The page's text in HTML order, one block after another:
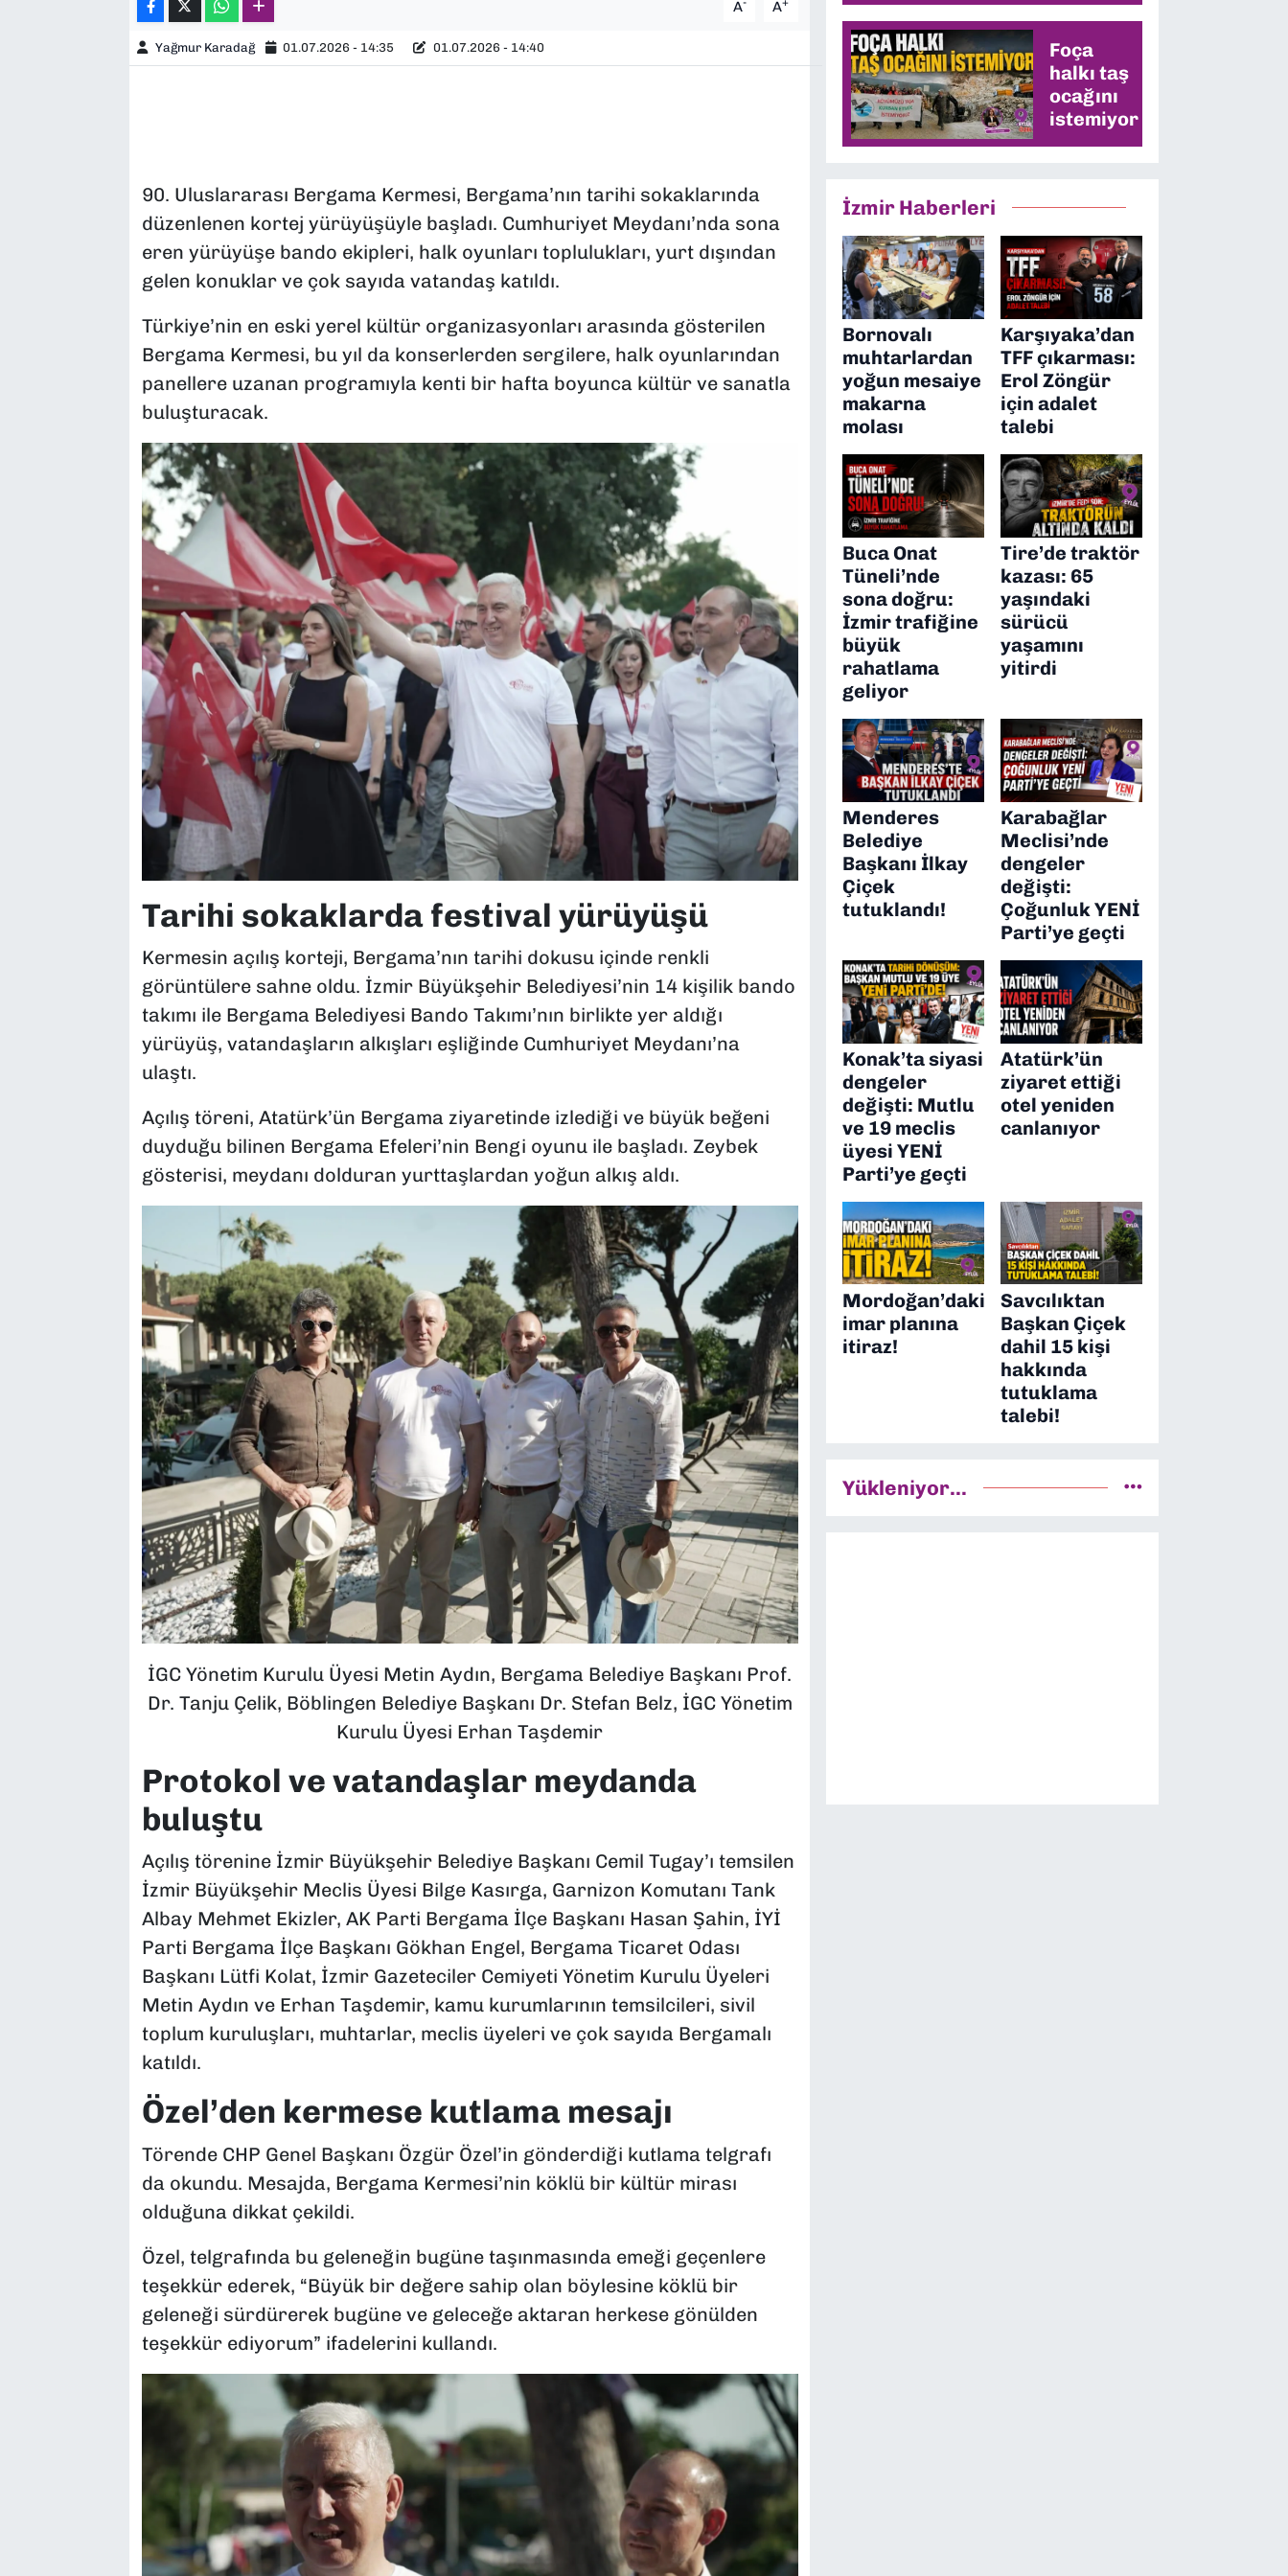
A- A+
Yağmur Karadağ 01.07.2026 - 14:35 01.07.2026 - 14:40
90. Uluslararası Bergama Kermesi, Bergama’nın tarihi sokaklarında
düzenlenen kortej yürüyüşüyle başladı. Cumhuriyet Meydanı’nda sona
eren yürüyüşe bando ekipleri, halk oyunları toplulukları, yurt dışından
gelen konuklar ve çok sayıda vatandaş katıldı.
Türkiye’nin en eski yerel kültür organizasyonları arasında gösterilen
Bergama Kermesi, bu yıl da konserlerden sergilere, halk oyunlarından
panellere uzanan programıyla kenti bir hafta boyunca kültür ve sanatla
buluşturacak.
Tarihi sokaklarda festival yürüyüşü
Kermesin açılış korteji, Bergama’nın tarihi dokusu içinde renkli
görüntülere sahne oldu. İzmir Büyükşehir Belediyesi’nin 14 kişilik bando
takımı ile Bergama Belediyesi Bando Takımı’nın birlikte yer aldığı
yürüyüş, vatandaşların alkışları eşliğinde Cumhuriyet Meydanı’na
ulaştı.
Açılış töreni, Atatürk’ün Bergama ziyaretinde izlediği ve büyük beğeni
duyduğu bilinen Bergama Efeleri’nin Bengi oyunu ile başladı. Zeybek
gösterisi, meydanı dolduran yurttaşlardan yoğun alkış aldı.
İGC Yönetim Kurulu Üyesi Metin Aydın, Bergama Belediye Başkanı Prof.
Dr. Tanju Çelik, Böblingen Belediye Başkanı Dr. Stefan Belz, İGC Yönetim
Kurulu Üyesi Erhan Taşdemir
Protokol ve vatandaşlar meydanda
buluştu
Açılış törenine İzmir Büyükşehir Belediye Başkanı Cemil Tugay’ı temsilen
İzmir Büyükşehir Meclis Üyesi Bilge Kasırga, Garnizon Komutanı Tank
Albay Mehmet Ekizler, AK Parti Bergama İlçe Başkanı Hasan Şahin, İYİ
Parti Bergama İlçe Başkanı Gökhan Engel, Bergama Ticaret Odası
Başkanı Lütfi Kolat, İzmir Gazeteciler Cemiyeti Yönetim Kurulu Üyeleri
Metin Aydın ve Erhan Taşdemir, kamu kurumlarının temsilcileri, sivil
toplum kuruluşları, muhtarlar, meclis üyeleri ve çok sayıda Bergamalı
katıldı.
Özel’den kermese kutlama mesajı
Törende CHP Genel Başkanı Özgür Özel’in gönderdiği kutlama telgrafı
da okundu. Mesajda, Bergama Kermesi’nin köklü bir kültür mirası
olduğuna dikkat çekildi.
Özel, telgrafında bu geleneğin bugüne taşınmasında emeği geçenlere
teşekkür ederek, “Büyük bir değere sahip olan böylesine köklü bir
geleneği sürdürerek bugüne ve geleceğe aktaran herkese gönülden
teşekkür ediyorum” ifadelerini kullandı.
değişecek
mi?
Foça
halkı taş
ocağını
istemiyor
İzmir Haberleri
Bornovalı
muhtarlardan
yoğun mesaiye
makarna
molası
Karşıyaka’dan
TFF çıkarması:
Erol Zöngür
için adalet
talebi
Buca Onat
Tüneli’nde
sona doğru:
İzmir trafiğine
büyük
rahatlama
geliyor
Tire’de traktör
kazası: 65
yaşındaki
sürücü
yaşamını
yitirdi
Menderes
Belediye
Başkanı İlkay
Çiçek
tutuklandı!
Karabağlar
Meclisi’nde
dengeler
değişti:
Çoğunluk YENİ
Parti’ye geçti
Konak’ta siyasi
dengeler
değişti: Mutlu
ve 19 meclis
üyesi YENİ
Parti’ye geçti
Atatürk’ün
ziyaret ettiği
otel yeniden
canlanıyor
Mordoğan’daki
imar planına
itiraz!
Savcılıktan
Başkan Çiçek
dahil 15 kişi
hakkında
tutuklama
talebi!
Yükleniyor...